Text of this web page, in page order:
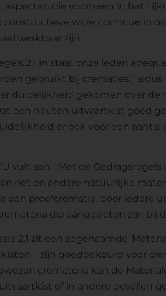
die voorheen in het
constructieve wijze continue in
werkbaar zijn.
2.1 in staat onze leden
gebruikt bij crematies,” aldus
duidelijkheid gekomen over de
een houten uitvaartkist goed
er ook voor een aantal
vult aan: “Met de
riet en andere natuurlijke
een proefcrematie, door iedere
die aangesloten zijn bij
2.1 zit een zogenaamde
– zijn goedgekeurd voor
crematoria kan de
of in andere gevallen